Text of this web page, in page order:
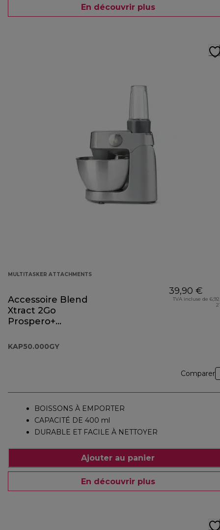
En découvrir plus
MULTITASKER ATTACHMENTS
Accessoire Blend
Xtract 2Go
Prospero+
KAP50.000GY
39,90 €
TVA incluse de
Comparer
BOISSONS À EMPORTER
CAPACITÉ DE 400 ml
DURABLE ET FACILE À NETTOYER
Ajouter au panier
En découvrir plus